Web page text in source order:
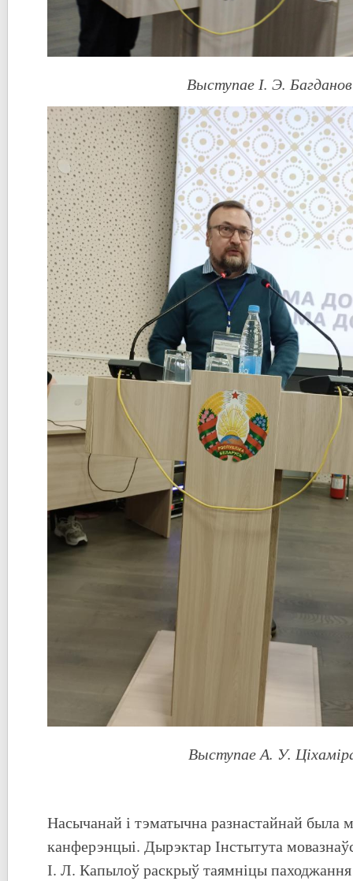
Выступае І. Э.
Выступае А. У.
Насычанай і тэматычна разнастайнай была
канферэнцыі. Дырэктар Інстытута
І. Л. Капылоў раскрыў таямніцы